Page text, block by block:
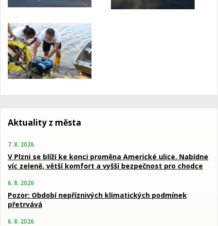
Aktuality z města
7. 8. 2026
V Plzni se blíží ke konci proměna Americké ulice. Nabídne
víc zeleně, větší komfort a vyšší bezpečnost pro chodce
6. 8. 2026
Pozor: Období nepříznivých klimatických podmínek
přetrvává
6. 8. 2026